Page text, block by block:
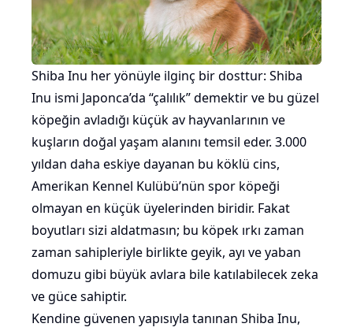
Shiba Inu her yönüyle ilginç bir dosttur: Shiba
Inu ismi Japonca’da “çalılık” demektir ve bu güzel
köpeğin avladığı küçük av hayvanlarının ve
kuşların doğal yaşam alanını temsil eder. 3.000
yıldan daha eskiye dayanan bu köklü cins,
Amerikan Kennel Kulübü’nün spor köpeği
olmayan en küçük üyelerinden biridir. Fakat
boyutları sizi aldatmasın; bu köpek ırkı zaman
zaman sahipleriyle birlikte geyik, ayı ve yaban
domuzu gibi büyük avlara bile katılabilecek zeka
ve güce sahiptir.
Kendine güvenen yapısıyla tanınan Shiba Inu,